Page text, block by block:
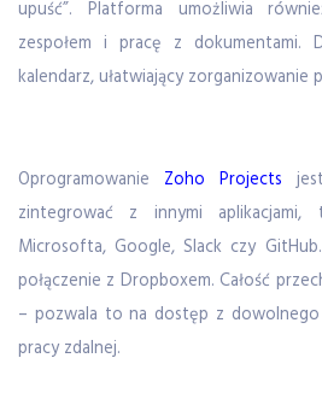
upuść”. Platforma umożliwia
zespołem i pracę z dokumentami.
kalendarz, ułatwiający zorganizowanie
Oprogramowanie Zoho Projects
zintegrować z innymi
Microsofta, Google, Slack czy
połączenie z Dropboxem. Całość
– pozwala to na dostęp z dowolnego
pracy zdalnej.